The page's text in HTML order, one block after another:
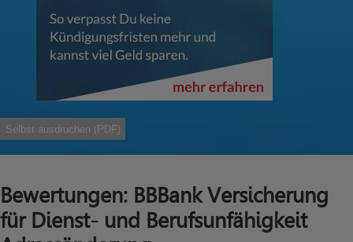
Selbst ausdruchen (PDF)
Bewertungen: BBBank Versicherung
für Dienst- und Berufsunfähigkeit